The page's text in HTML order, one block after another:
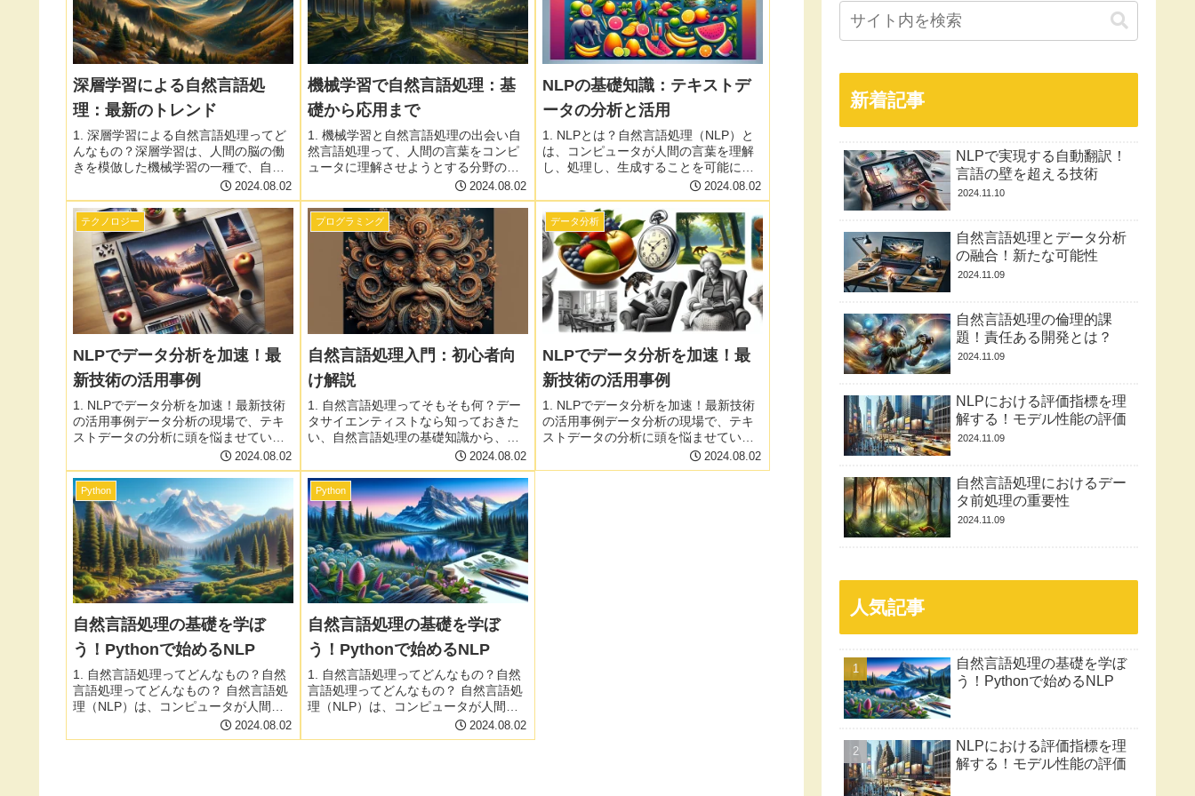
深層学習による自然言語処
理：最新のトレンド
1. 深層学習による自然言語処理ってど
んなもの？深層学習は、人間の脳の働
きを模倣した機械学習の一種で、自然
言語処理の分野でも大きな進歩をもた
らしています。従来の自然言語処理で
は、単語を個別に処理していました
が、深層学習は単語間の関係性や文
脈...
2024.08.02
機械学習で自然言語処理：基
礎から応用まで
1. 機械学習と自然言語処理の出会い自
然言語処理って、人間の言葉をコンピ
ュータに理解させようとする分野のこ
となんだって！ 機械学習が加わったこ
とで、自然言語処理はさらに進化を遂
げ、私たちの生活に大きな影響を与え
始めてるんだ。 自然言語処理っ...
2024.08.02
NLPの基礎知識：テキストデ
ータの分析と活用
1. NLPとは？自然言語処理（NLP）と
は、コンピュータが人間の言葉を理解
し、処理し、生成することを可能にす
る技術です。テキストデータの分析や
活用に欠かせないツールであり、近
年、深層学習技術の進歩により飛躍的
な発展を遂げています。 データ...
2024.08.02
テクノロジー
NLPでデータ分析を加速！最
新技術の活用事例
1. NLPでデータ分析を加速！最新技術
の活用事例データ分析の現場で、テキ
ストデータの分析に頭を悩ませている
あなたへ。最新のNLP技術を活用すれ
ば、分析作業を劇的に効率化できるん
です！この記事では、具体的な活用事
例を交えながら、NLPがデー...
2024.08.02
プログラミング
自然言語処理入門：初心者向
け解説
1. 自然言語処理ってそもそも何？デー
タサイエンティストなら知っておきた
い、自然言語処理の基礎知識から、具
体的な活用シーン、そして世の中を大
きく変える可能性まで、自然言語処理
の世界をわかりやすく解説します。自
然言語処理を理解することで、デー...
2024.08.02
データ分析
NLPでデータ分析を加速！最
新技術の活用事例
1. NLPでデータ分析を加速！最新技術
の活用事例データ分析の現場で、テキ
ストデータの分析に頭を悩ませている
あなたへ。最新のNLP技術を活用すれ
ば、分析作業を劇的に効率化できるん
2024.08.02
Python
自然言語処理の基礎を学ぼ
う！Pythonで始めるNLP
1. 自然言語処理ってどんなもの？自然
言語処理ってどんなもの？ 自然言語処
理（NLP）は、コンピュータが人間の
言葉を理解し、処理し、生成できるよ
うにする技術です。近年、機械学習や
2024.08.02
Python
自然言語処理の基礎を学ぼ
う！Pythonで始めるNLP
1. 自然言語処理ってどんなもの？自然
言語処理ってどんなもの？ 自然言語処
理（NLP）は、コンピュータが人間の
言葉を理解し、処理し、生成できるよ
うにする技術です。近年、機械学習や
2024.08.02
新着記事
NLPで実現する自動翻訳！
言語の壁を超える技術
2024.11.10
自然言語処理とデータ分析
の融合！新たな可能性
2024.11.09
自然言語処理の倫理的課
題！責任ある開発とは？
2024.11.09
NLPにおける評価指標を理
解する！モデル性能の評価
2024.11.09
自然言語処理におけるデー
タ前処理の重要性
2024.11.09
人気記事
自然言語処理の基礎を学ぼ
う！Pythonで始めるNLP
NLPにおける評価指標を理
解する！モデル性能の評価